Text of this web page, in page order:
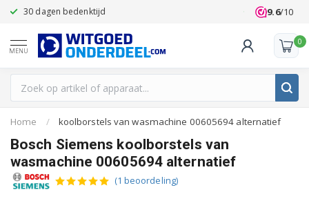
30 dagen bedenktijd Klanten
9.6/10
MENU
0
Home / koolborstels van wasmachine 00605694 alternatief
Bosch Siemens koolborstels van
wasmachine 00605694 alternatief
(1 beoordeling)